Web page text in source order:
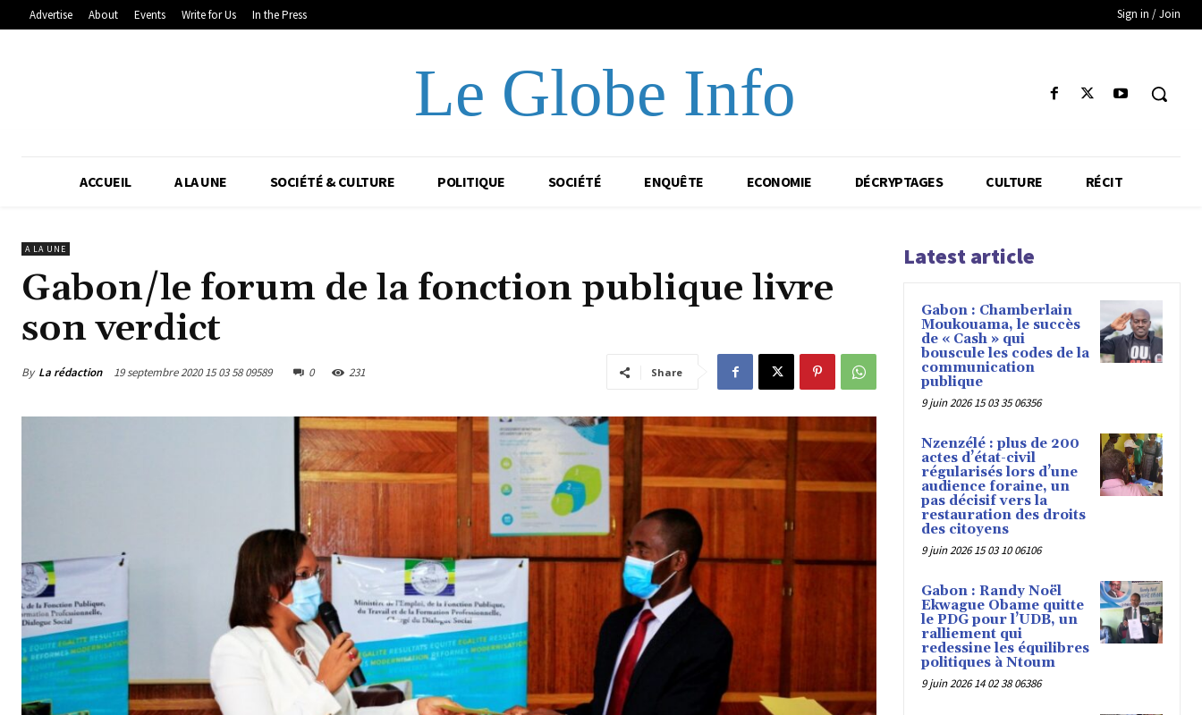
Advertise About Events Write for Us In the Press Sign in / Join
Le Globe Info
ACCUEIL A LA UNE SOCIÉTÉ & CULTURE POLITIQUE SOCIÉTÉ ENQUÊTE ECONOMIE DÉCRYPTAGES CULTURE RÉCIT
A LA UNE
Gabon/le forum de la fonction publique livre
son verdict
By La rédaction 19 septembre 2020 15 03 58 09589 0 231 Share
Latest article
Gabon : Chamberlain
Moukouama, le succès
de « Cash » qui
bouscule les codes de la
communication
publique
9 juin 2026 15 03 35 06356
Nzenzélé : plus de 200
actes d’état-civil
régularisés lors d’une
audience foraine, un
pas décisif vers la
restauration des droits
des citoyens
9 juin 2026 15 03 10 06106
Gabon : Randy Noël
Ekwague Obame quitte
le PDG pour l’UDB, un
ralliement qui
redessine les équilibres
politiques à Ntoum
9 juin 2026 14 02 38 06386